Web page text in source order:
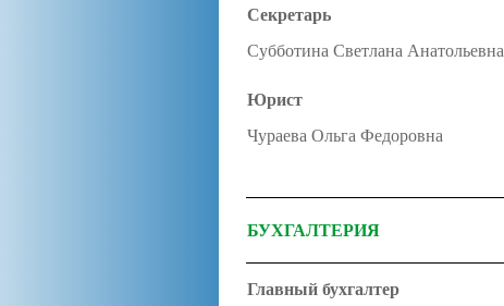
Секретарь
Субботина Светлана Анатольевна
Юрист
Чураева Ольга Федоровна
БУХГАЛТЕРИЯ
Главный бухгалтер